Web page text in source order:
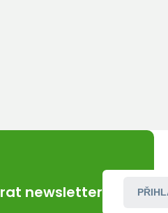
newsletter